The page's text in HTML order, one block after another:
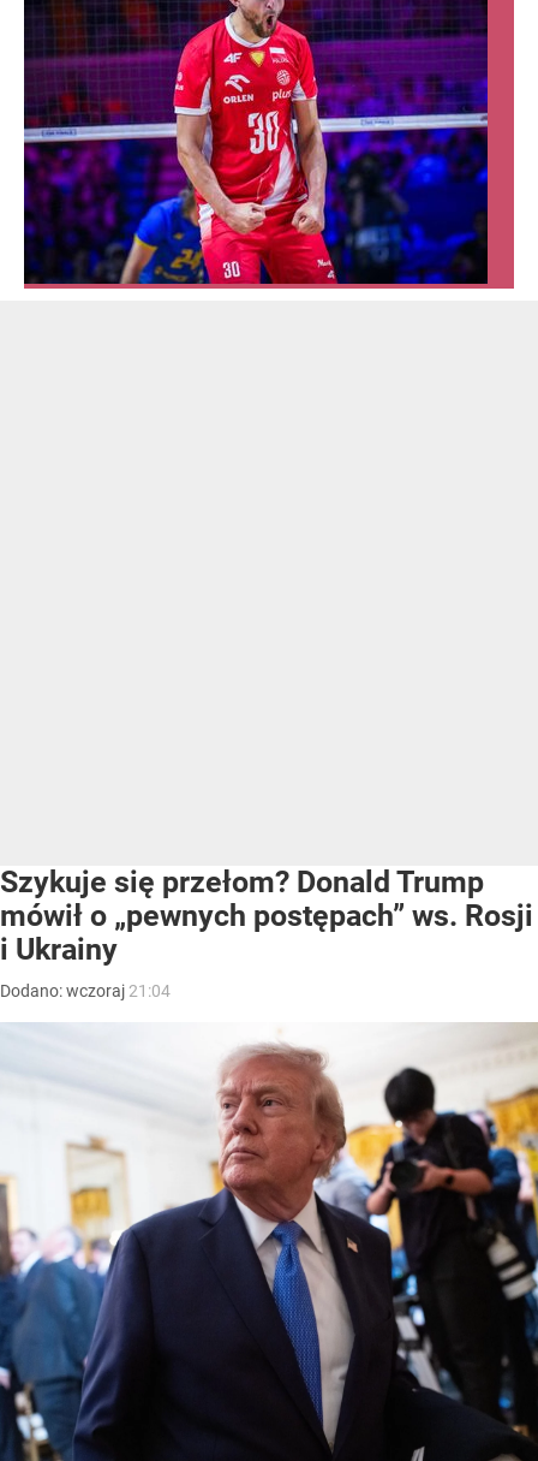
Szykuje się przełom? Donald Trump
mówił o „pewnych postępach” ws. Rosji
i Ukrainy
Dodano:wczoraj 21:04